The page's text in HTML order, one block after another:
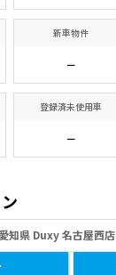
新車物件
－
登録済未使用車
－
知県 Duxy 名古屋西店